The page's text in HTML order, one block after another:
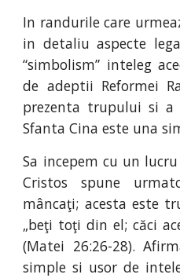
In randurile care
in detaliu aspecte
“simbolism” inteleg
de adeptii Reformei
prezenta trupului si a
Sfanta Cina este una
Sa incepem cu un
Cristos spune
mâncaţi; acesta este
„beţi toţi din el; căci
(Matei 26:26-28).
simple si usor de